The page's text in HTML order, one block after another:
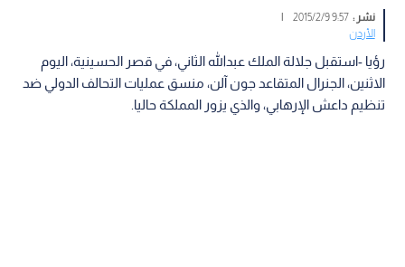
نشر :9:57 2015/2/9
|
الأردن
رؤيا -استقبل جلالة الملك عبدالله الثاني، في قصر الحسينية، اليوم
الاثنين، الجنرال المتقاعد جون آلن، منسق عمليات التحالف الدولي ضد
تنظيم داعش الإرهابي، والذي يزور المملكة حاليا.